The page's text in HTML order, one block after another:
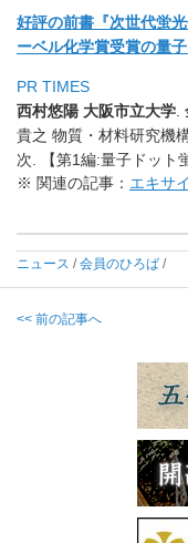
好評の前書『次世代蛍
ーベル化学賞受賞の量
PR TIMES
西村悠陽 大阪市立大学
貴之 物質・材料研究機
次. 【第1編:量子ドット
※ 関連の記事： エキサ
ニュース /会員のひろば /
<< 前の記事へ